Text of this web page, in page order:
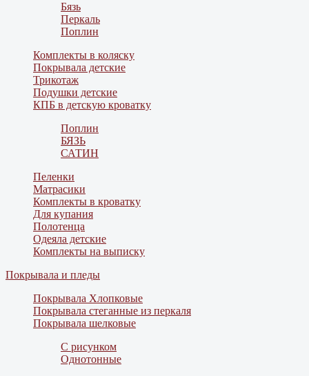
Бязь
Перкаль
Поплин
Комплекты в коляску
Покрывала детские
Трикотаж
Подушки детские
КПБ в детскую кроватку
Поплин
БЯЗЬ
САТИН
Пеленки
Матрасики
Комплекты в кроватку
Для купания
Полотенца
Одеяла детские
Комплекты на выписку
Покрывала и пледы
Покрывала Хлопковые
Покрывала стеганные из перкаля
Покрывала шелковые
С рисунком
Однотонные